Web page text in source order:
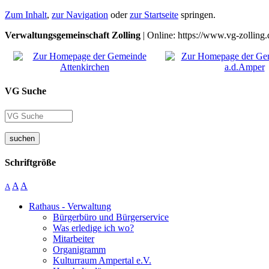
Zum Inhalt, zur Navigation oderzur Startseite springen.
Verwaltungsgemeinschaft Zolling | Online: https://www.vg-
VG Suche
suchen
Schriftgröße
A A A
Rathaus - Verwaltung
Bürgerbüro und Bürgerservice
Was erledige ich wo?
Mitarbeiter
Organigramm
Kulturraum Ampertal e.V.